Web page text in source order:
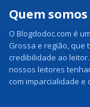
Quem somos
O Blogdodoc.com é
Grossa e região, que
credibilidade ao
nossos leitores
com imparcialidade e